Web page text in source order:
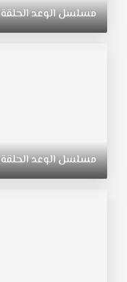
تبقى
"ريهان"
612
مدبلج
قصة
مسلسلالوعدالحلقة
مسلسلالوعدالحلقة